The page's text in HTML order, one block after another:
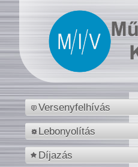
Versenyfelhívás
Lebonyolítás
Díjazás